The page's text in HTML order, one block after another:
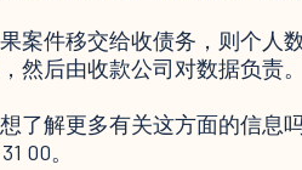
案件移交给收债务，则个人
然后由收款公司对数据负责。
了解更多有关这方面的信息
00。